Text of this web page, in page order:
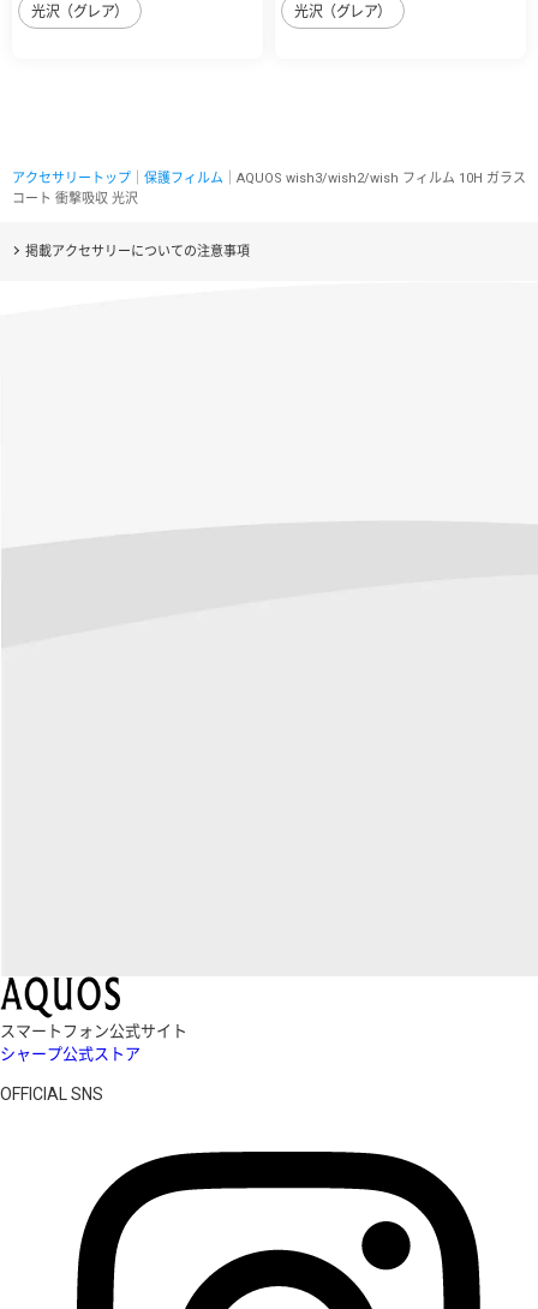
光沢（グレア） 光沢（グレア）
アクセサリートップ 保護フィルム ｜AQUOS wish3/wish2/wish フィルム 10H ガラス
コート 衝撃吸収 光沢
掲載アクセサリーについての注意事項
スマートフォン公式サイト
シャープ公式ストア
OFFICIAL SNS